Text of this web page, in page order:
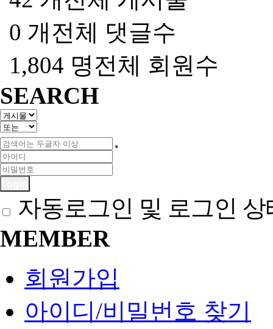
0 개전체 댓글수
1,804 명전체 회원수
SEARCH
자동로그인 및 로그인 상
MEMBER
회원가입
아이디/비밀번호 찾기